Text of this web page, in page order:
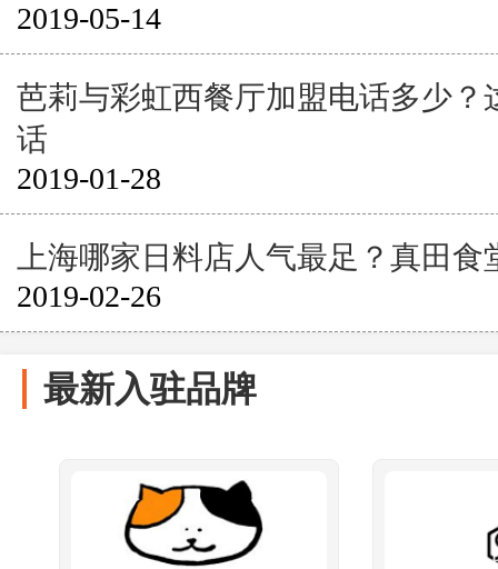
2019-05-14
芭莉与彩虹西餐厅加盟电话多少？
话
2019-01-28
上海哪家日料店人气最足？真田
2019-02-26
最新入驻品牌